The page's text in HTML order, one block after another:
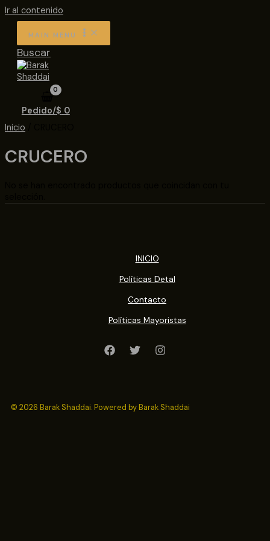
Ir al contenido
MAIN MENU
Buscar
Pedido/$ 0
Inicio
CRUCERO
INICIO
Políticas Detal
Contacto
Políticas Mayoristas
© 2026 Barak Shaddai. Powered by Barak Shaddai